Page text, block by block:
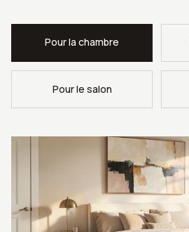
Pour la chambre
Pour le salon